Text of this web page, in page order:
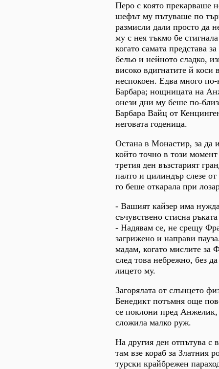
Перо с която прекарваше
шефът му пътуваше по
размисли дали просто да
му с нея тъкмо бе
когато самата представа
бельо и нейното сладко,
високо вдигнатите й коси
неспокоен. Едва много по-
Барбара; нощницата на
онези дни му беше по-
Барбара Вайц от
неговата годеница.
Остана в Монастир, за да
който точно в този
третия ден възстарият
палто и цилиндър слезе от
го беше откарала при
- Вашият кайзер има
съчувствено стисна
- Надявам се, не срещу
загрижено и направи
мадам, когато мислите за
след това небрежно, без
лицето му.
Загорялата от слънцето
Бенедикт потъмня още
се поклони пред Анжелик,
сложила малко руж.
На другия ден отпътува с
там взе кораб за Златния
турски крайбрежен